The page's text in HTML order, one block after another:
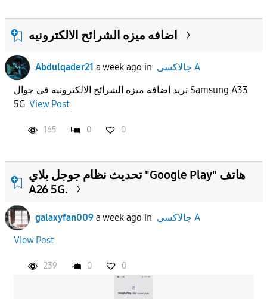
اضافه ميزه الشرائح الالكترونيه
Abdulqader21 a week ago in
جالاكسى A
نريد اضافه ميزه الشرائح الالكترونيه في جوال Samsung A33
5G View Post
165 0 0
تحديث نظام جوجل بلاي "Google Play" هاتف
A26 5G.
galaxyfan009 a week ago in
جالاكسى A
View Post
239 0 0